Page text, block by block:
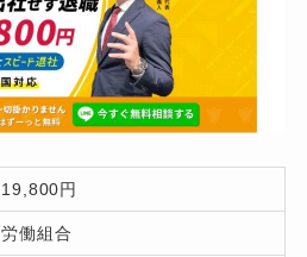
19,800円
労働組合